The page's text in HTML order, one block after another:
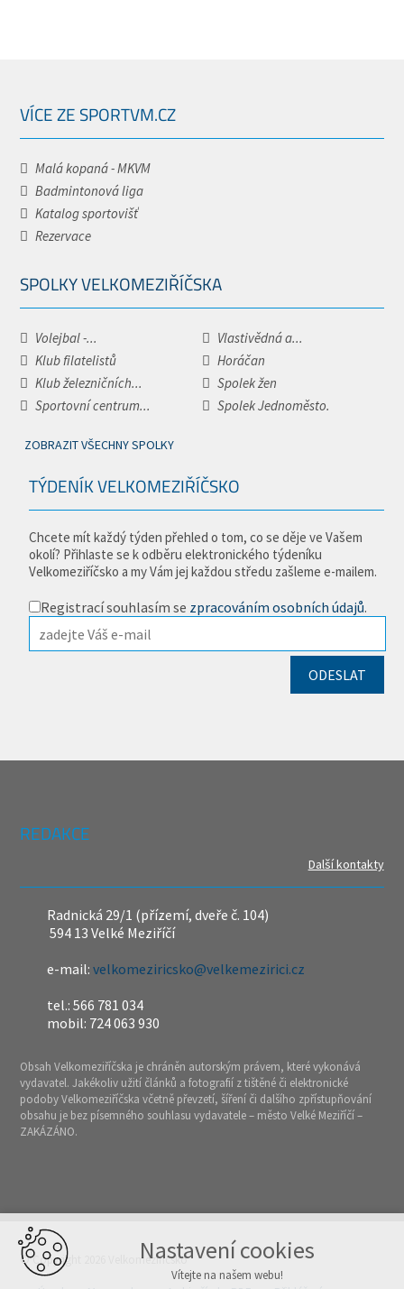
VÍCE ZE SPORTVM.CZ
Malá kopaná - MKVM
Badmintonová liga
Katalog sportovišť
Rezervace
SPOLKY VELKOMEZIŘÍČSKA
Volejbal -...
Vlastivědná a...
Klub filatelistů
Horáčan
Klub železničních...
Spolek žen
Sportovní centrum...
Spolek Jednoměsto.
ZOBRAZIT VŠECHNY SPOLKY
TÝDENÍK VELKOMEZIŘÍČSKO
Chcete mít každý týden přehled o tom, co se děje ve Vašem
okolí? Přihlaste se k odběru elektronického týdeníku
Velkomeziříčsko a my Vám jej každou středu zašleme e-mailem.
Registrací souhlasím se zpracováním osobních údajů.
REDAKCE
Další kontakty
Radnická 29/1 (přízemí, dveře č. 104)
594 13 Velké Meziříčí
e-mail:velkomeziricsko@velkemezirici.cz
tel.: 566 781 034
mobil: 724 063 930
Obsah Velkomeziříčska je chráněn autorským právem, které vykonává
vydavatel. Jakékoliv užití článků a fotografií z tištěné či elektronické
podoby Velkomeziříčska včetně převzetí, šíření či dalšího zpřístupňování
obsahu je bez písemného souhlasu vydavatele – město Velké Meziříčí –
ZAKÁZÁNO.
© Copyright 2026 VelkomeziříčskoNastavení cookies
Vítejte na našem webu!